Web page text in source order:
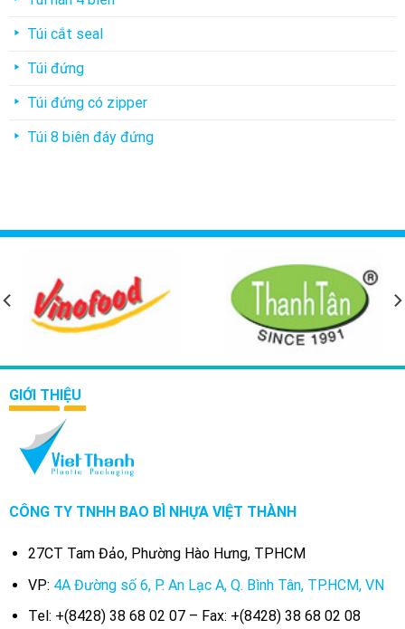
Túi cắt seal
Túi đứng
Túi đứng có zipper
Túi 8 biên đáy đứng
GIỚI THIỆU
CÔNG TY TNHH BAO BÌ NHỰA VIỆT THÀNH
27CT Tam Đảo, Phường Hào Hưng, TPHCM
VP: 4A Đường số 6, P. An Lạc A, Q. Bình Tân, TP.HCM, VN
Tel: +(8428) 38 68 02 07 – Fax: +(8428) 38 68 02 08